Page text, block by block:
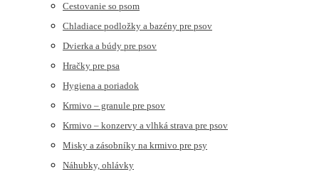
Cestovanie so psom
Chladiace podložky a bazény pre psov
Dvierka a búdy pre psov
Hračky pre psa
Hygiena a poriadok
Krmivo – granule pre psov
Krmivo – konzervy a vlhká strava pre psov
Misky a zásobníky na krmivo pre psy
Náhubky, ohlávky